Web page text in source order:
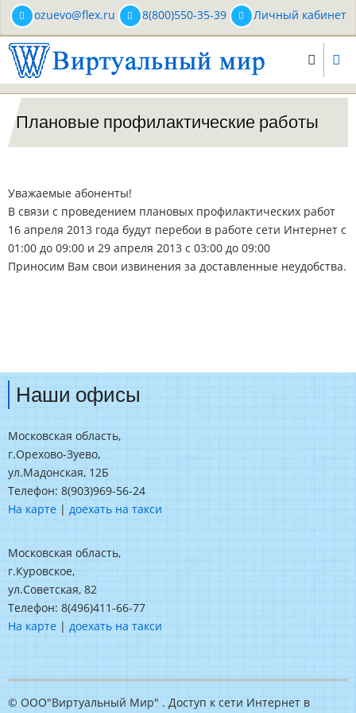
Перейти
основному
содержанию
ozuevo@flex.ru 8(800)550-35-39 Личный кабинет
Плановые профилактические работы
Уважаемые абоненты!
В связи с проведением плановых профилактических работ
16 апреля 2013 года будут перебои в работе сети Интернет с
01:00 до 09:00 и 29 апреля 2013 с 03:00 до 09:00
Приносим Вам свои извинения за доставленные неудобства.
Наши офисы
Московская область,
г.Орехово-Зуево,
ул.Мадонская, 12Б
Телефон: 8(903)969-56-24
На карте | доехать на такси
Московская область,
г.Куровское,
ул.Советская, 82
Телефон: 8(496)411-66-77
На карте | доехать на такси
© ООО"Виртуальный Мир" . Доступ к сети Интернет в